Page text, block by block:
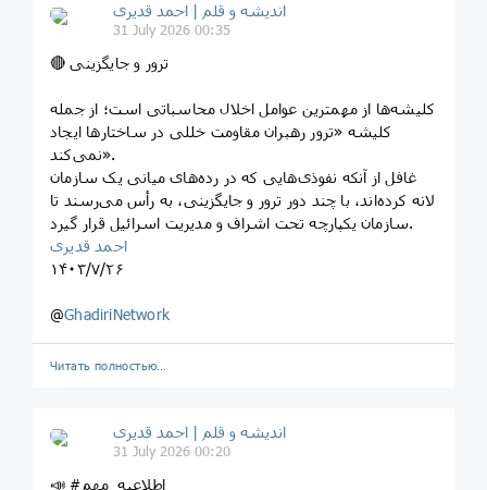
اندیشه و قلم | احمد قدیری
31 July 2026 00:35
🔴 ترور و جایگزینی
کلیشه‌ها از مهمترین عوامل اخلال محاسباتی است؛ از جمله
کلیشه «ترور رهبران مقاومت خللی در ساختارها ایجاد
نمی‌کند».
غافل از آنکه نفوذی‌هایی که در رده‌های میانی یک سازمان
لانه کرده‌اند، با چند دور ترور و جایگزینی، به رأس می‌رسند تا
سازمان یکپارچه تحت اشراف و مدیریت اسرائیل قرار گیرد.
احمد قدیری
۱۴۰۳/۷/۲۶
@GhadiriNetwork
Читать полностью…
اندیشه و قلم | احمد قدیری
31 July 2026 00:20
📣 #اطلاعیه_مهم